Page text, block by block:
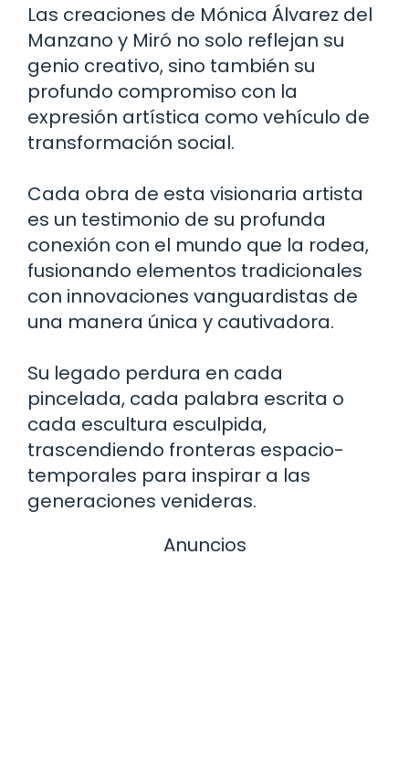
Las creaciones de Mónica Álvarez del
Manzano y Miró no solo reflejan su
genio creativo, sino también su
profundo compromiso con la
expresión artística como vehículo de
transformación social.
Cada obra de esta visionaria artista
es un testimonio de su profunda
conexión con el mundo que la rodea,
fusionando elementos tradicionales
con innovaciones vanguardistas de
una manera única y cautivadora.
Su legado perdura en cada
pincelada, cada palabra escrita o
cada escultura esculpida,
trascendiendo fronteras espacio-
temporales para inspirar a las
generaciones venideras.
Anuncios